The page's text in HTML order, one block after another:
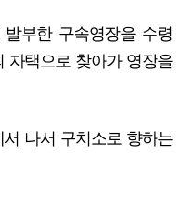
부한 구속영장을 수령
자택으로 찾아가 영장을
나서 구치소로 향하는